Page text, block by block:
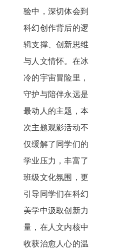
验中，深切体会到
科幻创作背后的逻
辑支撑、创新思维
与人文情怀。在冰
冷的宇宙冒险里，
守护与陪伴永远是
最动人的主题，本
次主题观影活动不
仅缓解了同学们的
学业压力，丰富了
班级文化氛围，更
引导同学们在科幻
美学中汲取创新力
量，在人文内核中
收获治愈人心的温